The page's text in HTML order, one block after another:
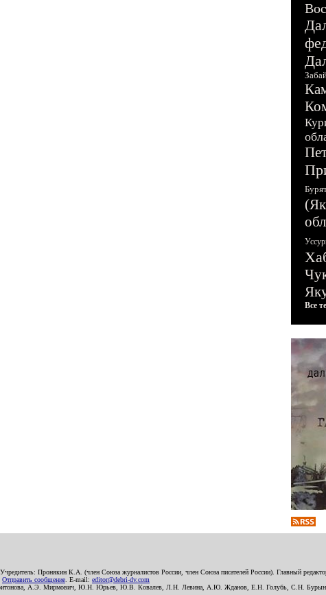
Все
Пронякин К.А. (член Союза журналистов России, член Союза писателей России). Главный
Отправить сообщение . E-mail: editor@debri-dv.com
Харитонова, А.Э. Мирмович, Ю.Н. Юрьев, Ю.В. Ковалев, Л.Н. Левина, А.Ю. Жданов, Е.Н. Голубь, С.Н.